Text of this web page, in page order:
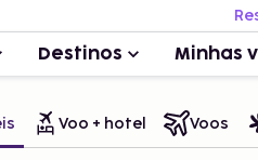
Destinos Minhas
Voo + hotel Voos